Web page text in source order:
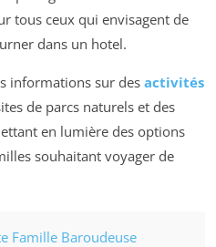
tous ceux qui envisagent de
dans un hotel.
informations sur des activités
de parcs naturels et des
en lumière des options
souhaitant voyager de
Famille Baroudeuse